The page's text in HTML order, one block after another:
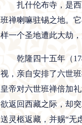
扎什伦布寺，是
班禅喇嘛驻锡之地。
样一个圣地遭此大劫
乾隆四十五年（
视，亲自安排了六世
皇帝对六世班禅倍加
欲返回西藏之际，却
送灵柩返藏，并赐“无